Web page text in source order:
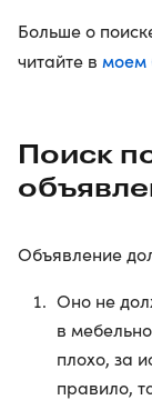
Больше о
читайте в моем
Поиск
Объявление
Оно не
в
плохо, за
правило,